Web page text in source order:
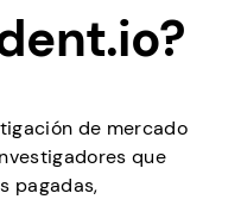
de mercado
que
pagadas,